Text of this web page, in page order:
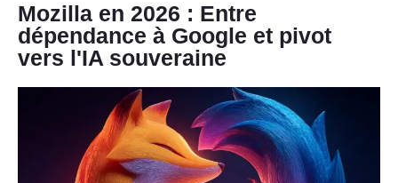
Mozilla en 2026 : Entre
dépendance à Google et pivot
vers l'IA souveraine